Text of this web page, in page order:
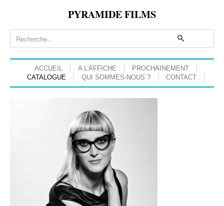
PYRAMIDE FILMS
ACCUEIL A L'AFFICHE
PROCHAINEMENT
CATALOGUE
QUI SOMMES-NOUS ? CONTACT